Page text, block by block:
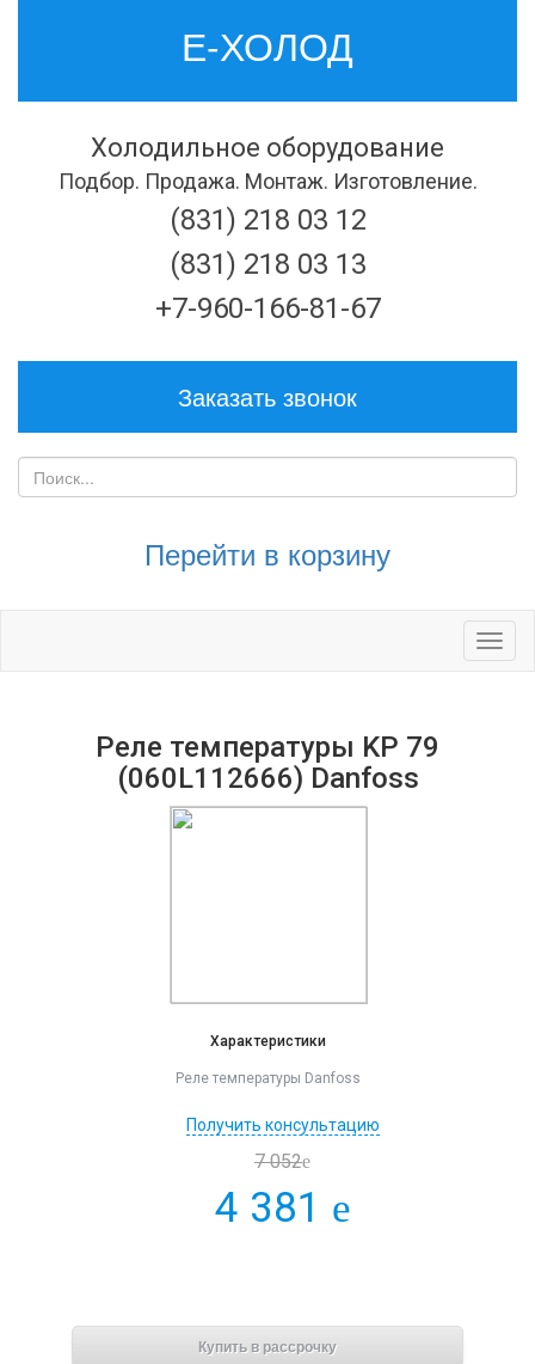
Е-ХОЛОД
Холодильное оборудование
Подбор. Продажа. Монтаж. Изготовление.
(831) 218 03 12
(831) 218 03 13
+7-960-166-81-67
Заказать звонок
Перейти в корзину
Реле температуры KP 79
(060L112666) Danfoss
Характеристики
Реле температуры Danfoss
Получить консультацию
7 052e
4 381 e
Купить в рассрочку